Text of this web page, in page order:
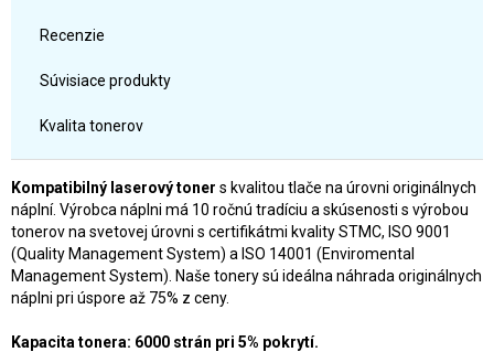
Recenzie
Súvisiace produkty
Kvalita tonerov
Kompatibilný laserový toner s kvalitou tlače na úrovni originálnych
náplní. Výrobca náplni má 10 ročnú tradíciu a skúsenosti s výrobou
tonerov na svetovej úrovni s certifikátmi kvality STMC, ISO 9001
(Quality Management System) a ISO 14001 (Enviromental
Management System). Naše tonery sú ideálna náhrada originálnych
náplni pri úspore až 75% z ceny.
Kapacita tonera: 6000 strán pri 5% pokrytí.